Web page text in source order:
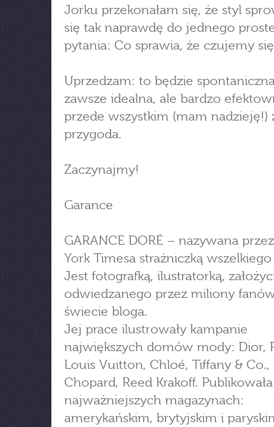
Jorku przekonałam się, że styl
się tak naprawdę do jednego
pytania: Co sprawia, że czujemy
Uprzedzam: to będzie
zawsze idealna, ale bardzo
przede wszystkim (mam nadzieję!)
przygoda.
Zaczynajmy!
Garance
GARANCE DORÉ – nazywana
York Timesa strażniczką
Jest fotografką, ilustratorką,
odwiedzanego przez miliony
świecie bloga.
Jej prace ilustrowały kampanie
największych domów mody: Dior,
Louis Vuitton, Chloé, Tiffany & Co.,
Chopard, Reed Krakoff.
najważniejszych magazynach:
amerykańskim, brytyjskim i